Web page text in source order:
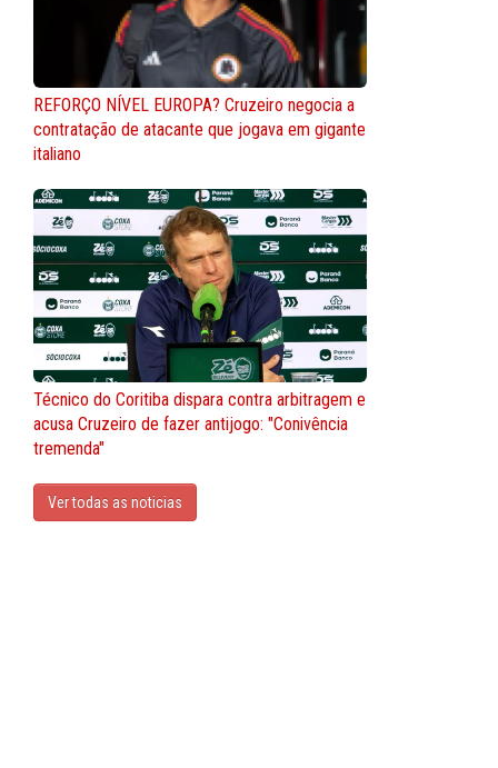
REFORÇO NÍVEL EUROPA? Cruzeiro negocia a
contratação de atacante que jogava em gigante
italiano
Técnico do Coritiba dispara contra arbitragem e
acusa Cruzeiro de fazer antijogo: "Conivência
tremenda"
Ver todas as noticias